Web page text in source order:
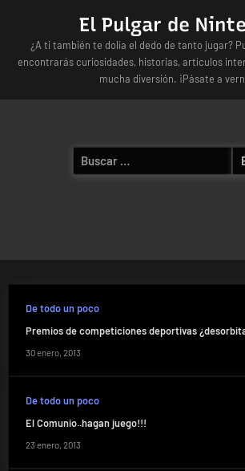
content
El Pulgar de
¿A ti también te dolía el dedo de tanto jugar?
encontrarás curiosidades, historias, artículos
mucha diversión. ¡Pásate a
Buscar:
De todo un poco
Premios de competiciones deportivas
30 enero, 2013
De todo un poco
El Comunio..hagan juego!!!
23 enero, 2013